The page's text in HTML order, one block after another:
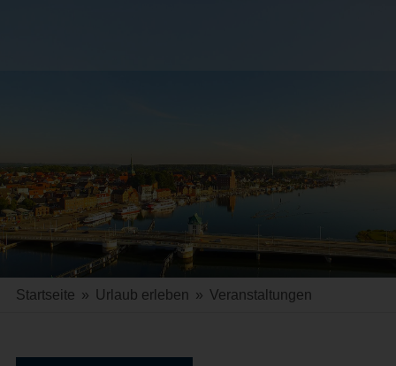
Startseite » Urlaub erleben » Veranstaltungen